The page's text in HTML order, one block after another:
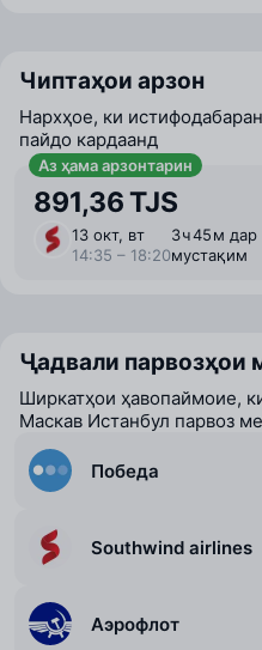
Чиптаҳои арзон
Нархҳое, ки
пайдо кардаанд
Аз ҳама арзонтарин
891,36 TJS
13 окт, вт
14:35 – 18:20
3 ⁠ч 45 ⁠м дар
мустақим
Ҷадвали парвозҳои
Ширкатҳои ҳавопаймоие,
Маскав Истанбул парвоз
Победа
Southwind airlines
Аэрофлот